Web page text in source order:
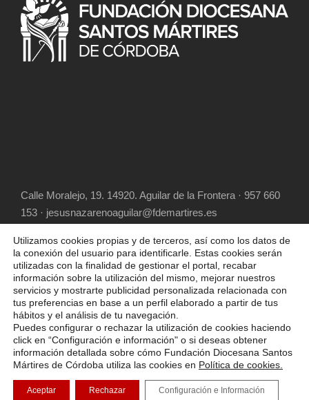
Calle Moralejo, 19. 14920. Aguilar de la Frontera · 957 660
153 · jesusnazarenoaguilar@fdemartires.es
COPYRIGHT 2025 FUNDACIÓN DIOCESANA
SANTOS MÁRTIRES, ALL RIGHT RESERVED
POLÍTICA DE COOKIES AVISO LEGAL
POLÍTICA DE PRIVACIDAD
Utilizamos cookies propias y de terceros, así como los datos de
la conexión del usuario para identificarle. Estas cookies serán
utilizadas con la finalidad de gestionar el portal, recabar
información sobre la utilización del mismo, mejorar nuestros
servicios y mostrarte publicidad personalizada relacionada con
tus preferencias en base a un perfil elaborado a partir de tus
hábitos y el análisis de tu navegación.
Puedes configurar o rechazar la utilización de cookies haciendo
click en “Configuración e información" o si deseas obtener
información detallada sobre cómo Fundación Diocesana Santos
Mártires de Córdoba utiliza las cookies en Política de cookies.
Aceptar Rechazar Configuración e Información